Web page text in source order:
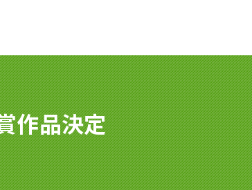
作品決定